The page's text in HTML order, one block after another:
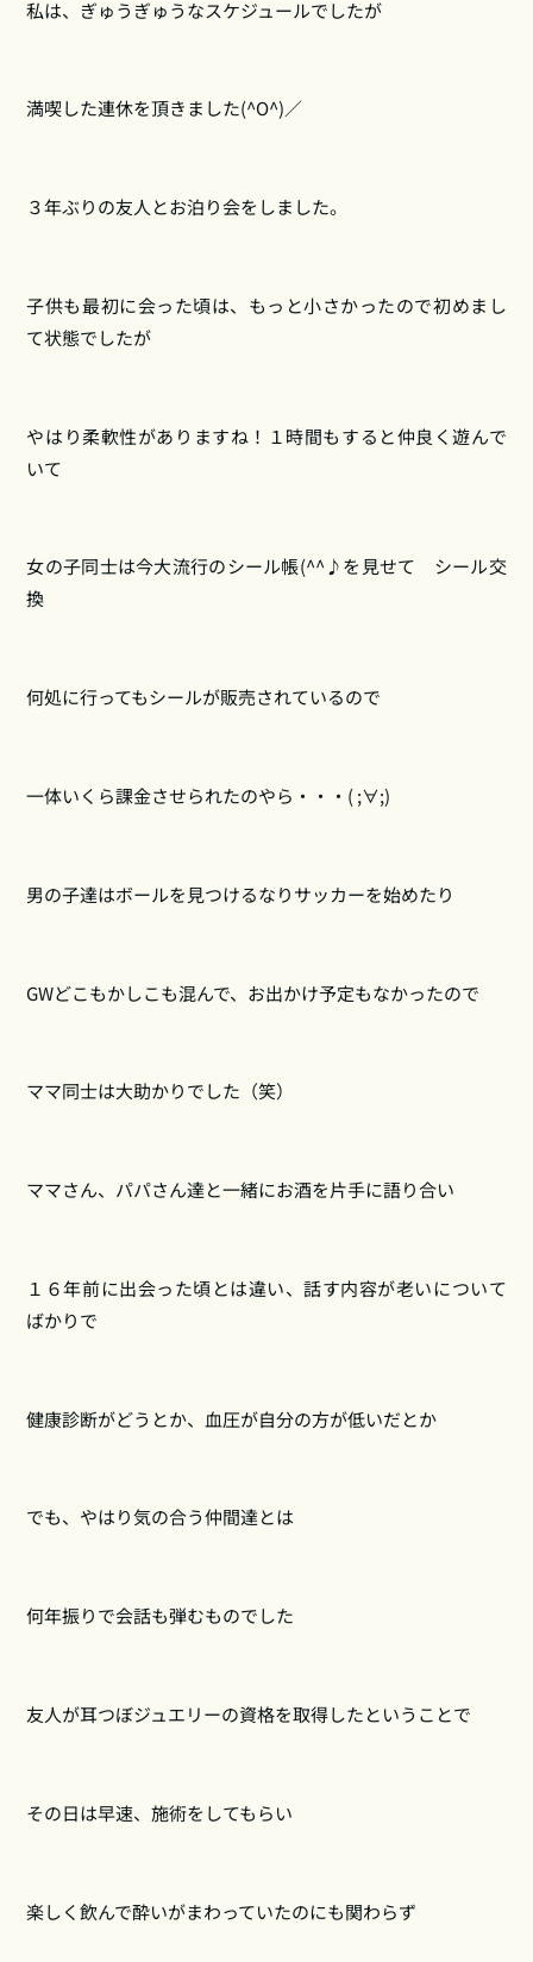
私は、ぎゅうぎゅうなスケジュールでしたが
満喫した連休を頂きました(^O^)／
３年ぶりの友人とお泊り会をしました。
子供も最初に会った頃は、もっと小さかったので初めまし
て状態でしたが
やはり柔軟性がありますね！１時間もすると仲良く遊んで
いて
女の子同士は今大流行のシール帳(^^♪を見せて シール交
換
何処に行ってもシールが販売されているので
一体いくら課金させられたのやら・・・( ;∀;)
男の子達はボールを見つけるなりサッカーを始めたり
GWどこもかしこも混んで、お出かけ予定もなかったので
ママ同士は大助かりでした（笑）
ママさん、パパさん達と一緒にお酒を片手に語り合い
１６年前に出会った頃とは違い、話す内容が老いについて
ばかりで
健康診断がどうとか、血圧が自分の方が低いだとか
でも、やはり気の合う仲間達とは
何年振りで会話も弾むものでした
友人が耳つぼジュエリーの資格を取得したということで
その日は早速、施術をしてもらい
楽しく飲んで酔いがまわっていたのにも関わらず